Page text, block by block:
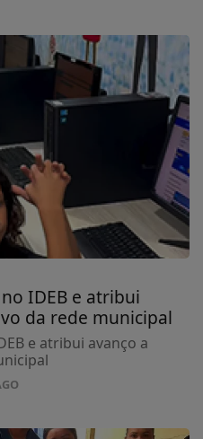
IDEB e atribui
da rede municipal
e atribui avanço a